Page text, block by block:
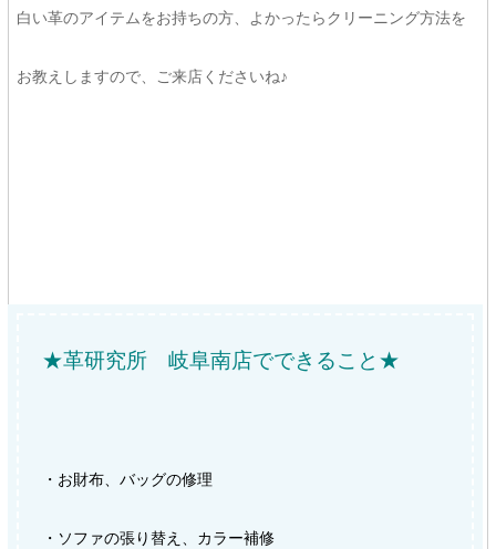
白い革のアイテムをお持ちの方、よかったらクリーニング方法を
お教えしますので、ご来店くださいね♪
★革研究所 岐阜南店でできること★
・お財布、バッグの修理
・ソファの張り替え、カラー補修